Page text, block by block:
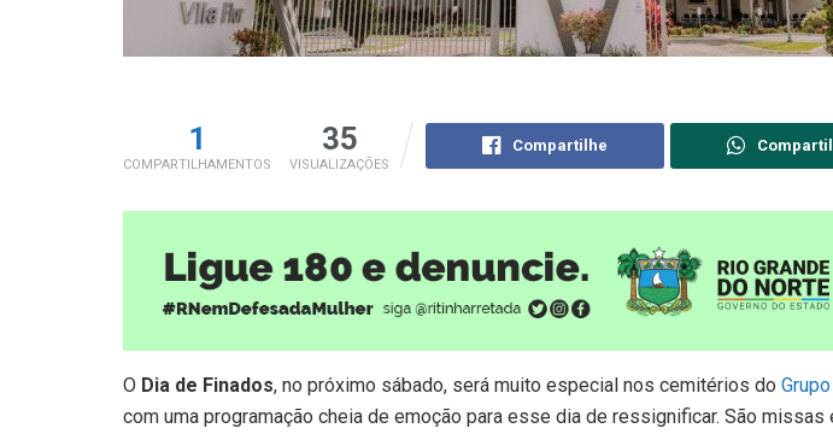
1
COMPARTILHAMENTOS
35
VISUALIZAÇÕES
Compartilhe
O Dia de Finados, no próximo sábado, será muito especial nos cemitérios do
com uma programação cheia de emoção para esse dia de ressignificar. São missas